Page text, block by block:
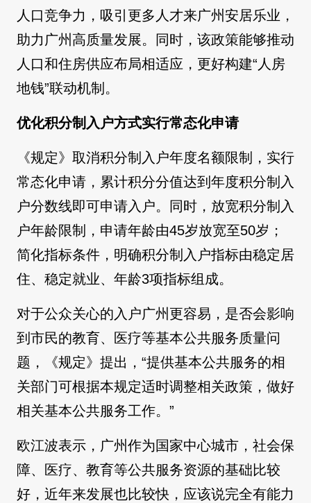
人口竞争力，吸引更多人才来广州安居乐业，
助力广州高质量发展。同时，该政策能够推动
人口和住房供应布局相适应，更好构建“人房
地钱”联动机制。
优化积分制入户方式实行常态化申请
《规定》取消积分制入户年度名额限制，实行
常态化申请，累计积分分值达到年度积分制入
户分数线即可申请入户。同时，放宽积分制入
户年龄限制，申请年龄由45岁放宽至50岁；
简化指标条件，明确积分制入户指标由稳定居
住、稳定就业、年龄3项指标组成。
对于公众关心的入户广州更容易，是否会影响
到市民的教育、医疗等基本公共服务质量问
题，《规定》提出，“提供基本公共服务的相
关部门可根据本规定适时调整相关政策，做好
相关基本公共服务工作。”
欧江波表示，广州作为国家中心城市，社会保
障、医疗、教育等公共服务资源的基础比较
好，近年来发展也比较快，应该说完全有能力